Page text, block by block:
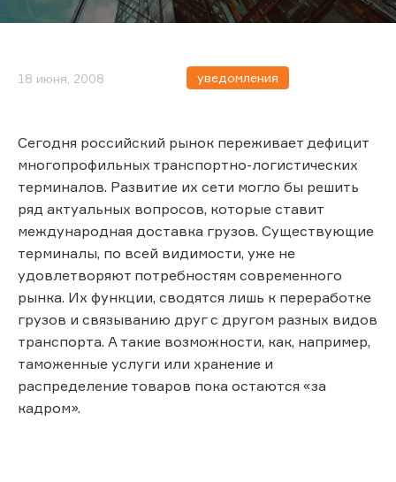
18 июня, 2008 уведомления
Сегодня российский рынок переживает дефицит
многопрофильных транспортно-логистических
терминалов. Развитие их сети могло бы решить
ряд актуальных вопросов, которые ставит
международная доставка грузов. Существующие
терминалы, по всей видимости, уже не
удовлетворяют потребностям современного
рынка. Их функции, сводятся лишь к переработке
грузов и связыванию друг с другом разных видов
транспорта. А такие возможности, как, например,
таможенные услуги или хранение и
распределение товаров пока остаются «за
кадром».